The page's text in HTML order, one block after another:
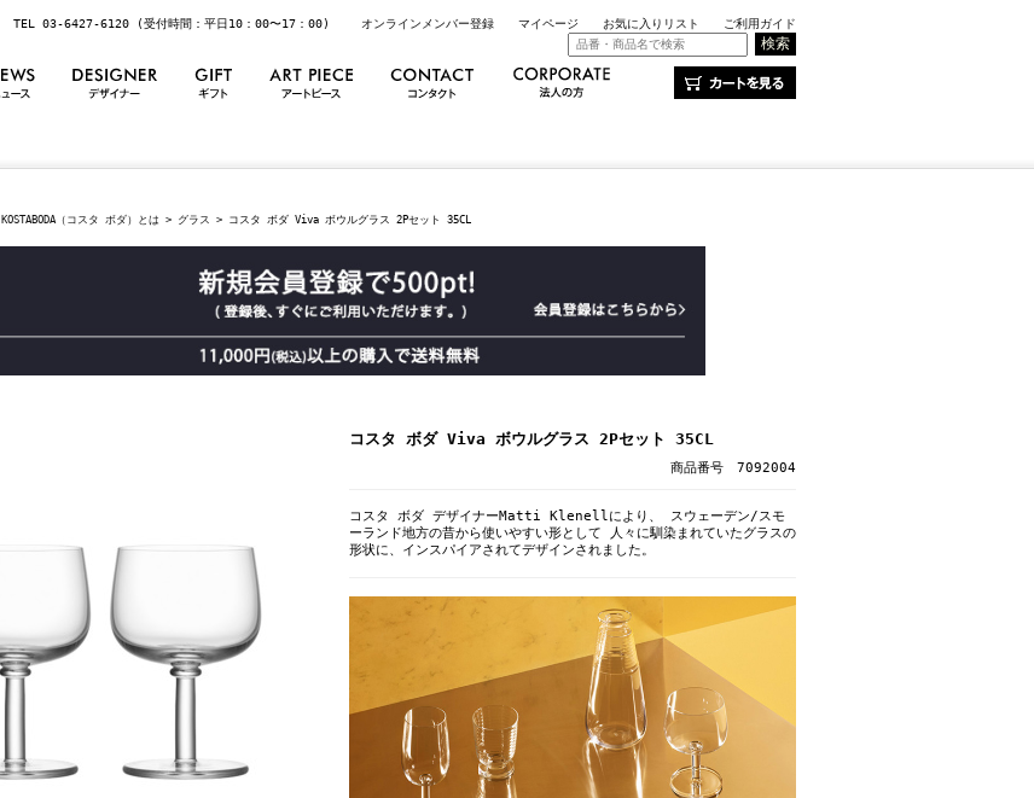
TEL 03-6427-6120 (受付時間：平日10：00〜17：00) オンラインメンバー登録 マイページ お気に入りリスト ご利用ガイド
KOSTABODA（コスタ ボダ）とは > グラス > コスタ ボダ Viva ボウルグラス 2Pセット 35CL
コスタ ボダ Viva ボウルグラス 2Pセット 35CL
商品番号 7092004
コスタ ボダ デザイナーMatti Klenellにより、 スウェーデン/スモ
ーランド地方の昔から使いやすい形として 人々に馴染まれていたグラスの
形状に、インスパイアされてデザインされました。